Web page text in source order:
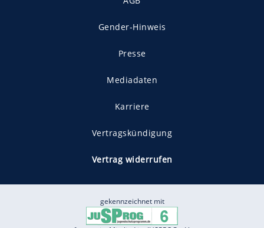
Gender-Hinweis
Presse
Mediadaten
Karriere
Vertragskündigung
Vertrag widerrufen
gekennzeichnet mit